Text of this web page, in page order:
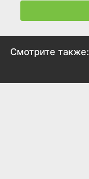
Смотрите также: